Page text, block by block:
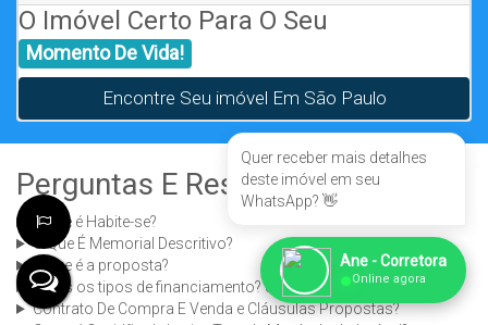
O Imóvel Certo Para O Seu
Momento De Vida!
Encontre Seu imóvel Em São Paulo
Perguntas E Respostas
O que é Habite-se?
O Que É Memorial Descritivo?
O que é a proposta?
Quais os tipos de financiamento? SAC ou PRICE?
Contrato De Compra E Venda e Cláusulas Propostas?
Quer receber mais detalhes
deste imóvel em seu
WhatsApp? 👋
Ane - Corretora
●Online agora